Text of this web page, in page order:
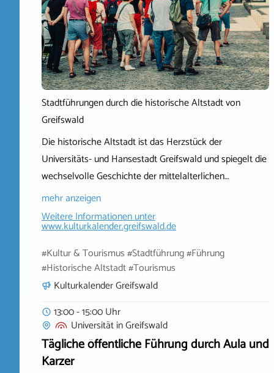
Stadtführungen durch die historische Altstadt von
Greifswald
Die historische Altstadt ist das Herzstück der
Universitäts- und Hansestadt Greifswald und spiegelt die
wechselvolle Geschichte der mittelalterlichen…
mehr anzeigen
Weitere Informationen unter
www.kulturkalender.greifswald.de
#Kultur & Tourismus #Stadtführung #Führung
#Historische Altstadt #Tourismus
Kulturkalender Greifswald
13:00 - 15:00 Uhr
UniversitätinGreifswald
Tägliche öffentliche Führung durch Aula und
Karzer